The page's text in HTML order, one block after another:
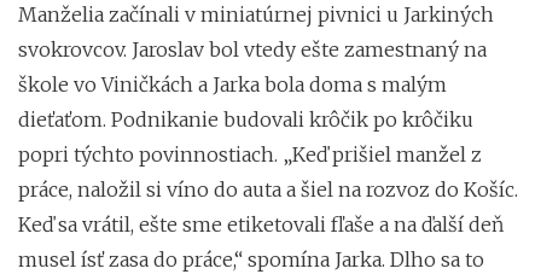
Manželia začínali v miniatúrnej pivnici u Jarkiných
svokrovcov. Jaroslav bol vtedy ešte zamestnaný na
škole vo Viničkách a Jarka bola doma s malým
dieťaťom. Podnikanie budovali krôčik po krôčiku
popri týchto povinnostiach. „Keď prišiel manžel z
práce, naložil si víno do auta a šiel na rozvoz do Košíc.
Keď sa vrátil, ešte sme etiketovali fľaše a na ďalší deň
musel ísť zasa do práce,“ spomína Jarka. Dlho sa to